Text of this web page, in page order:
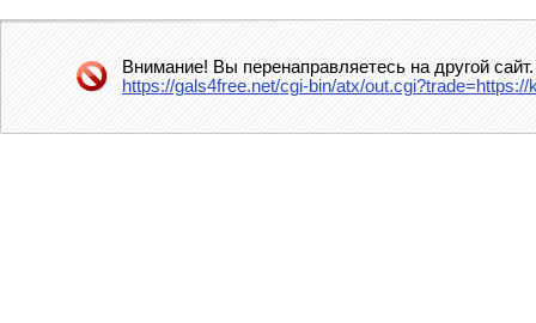
Внимание! Вы перенаправляетесь на другой
https://gals4free.net/cgi-bin/atx/